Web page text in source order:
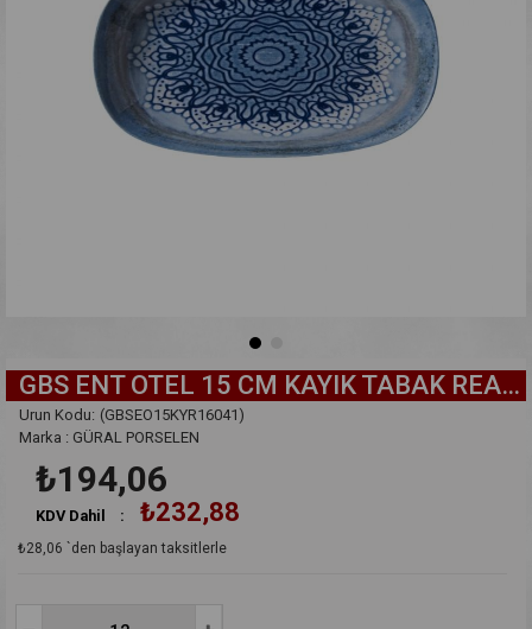
GBS ENT OTEL 15 CM KAYIK TABAK REAKTIF DG 16041
(GBSEO15KYR16041)
Marka : GÜRAL PORSELEN
₺194,06
KDV Dahil : ₺232,88
₺28,06 `den başlayan taksitlerle